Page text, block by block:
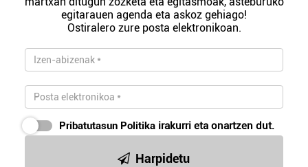
egitarauen agenda eta askoz gehiago!
Ostiralero zure posta elektronikoan.
Pribatutasun Politika irakurri eta onartzen dut.
Harpidetu